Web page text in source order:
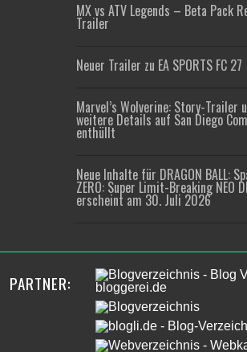
MX vs ATV Legends – Beta Pack
Trailer
Neuer Trailer zu EA SPORTS FC 27
Marvel’s Wolverine: Story-Trailer
weitere Details auf San Diego
enthüllt
Neue Inhalte für DRAGON BALL:
ZERO: Super Limit-Breaking NEO
erscheint am 30. Juli 2026
PARTNER: